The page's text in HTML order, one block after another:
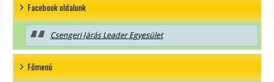
Facebook oldalunk
Csengeri Járás Leader Egyesület
Főmenü